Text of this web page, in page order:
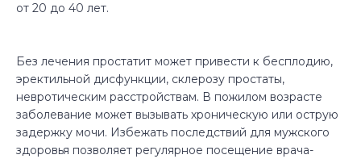
от 20 до 40 лет.
Без лечения простатит может привести к бесплодию,
эректильной дисфункции, склерозу простаты,
невротическим расстройствам. В пожилом возрасте
заболевание может вызывать хроническую или острую
задержку мочи. Избежать последствий для мужского
здоровья позволяет регулярное посещение врача-